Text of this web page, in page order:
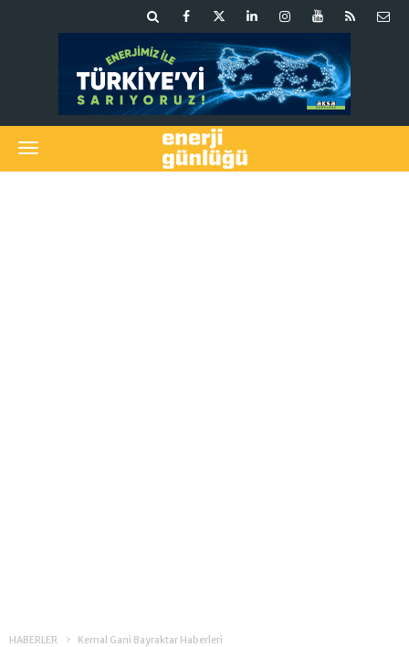
HABERLER Kemal Gani Bayraktar Haberleri